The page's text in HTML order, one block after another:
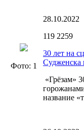
28.10.2022
119 2259
Фото: 1
30 лет на
Судженска
«Грёзам»
название